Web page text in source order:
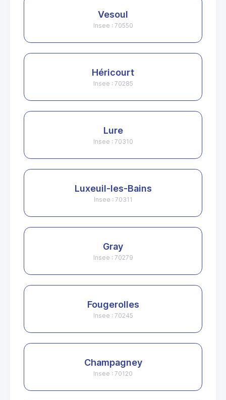
Vesoul
Insee : 70550
Héricourt
Insee : 70285
Lure
Insee : 70310
Luxeuil-les-Bains
Insee : 70311
Gray
Insee : 70279
Fougerolles
Insee : 70245
Champagney
Insee : 70120